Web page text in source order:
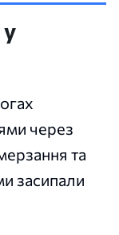
через
та
засипали